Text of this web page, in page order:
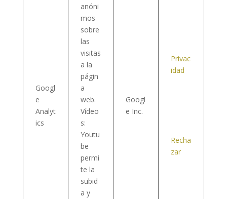
Googl
e
Analyt
ics
anóni
mos
sobre
las
visitas
a la
págin
a
web.
Vídeo
s:
Youtu
be
permi
te la
subid
a y
Googl
e Inc.
Privac
idad
Recha
zar